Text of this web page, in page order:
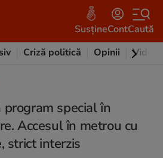
SusțineContCaută
Criză politică Opinii Video
special în
Accesul în metrou cu
strict interzis